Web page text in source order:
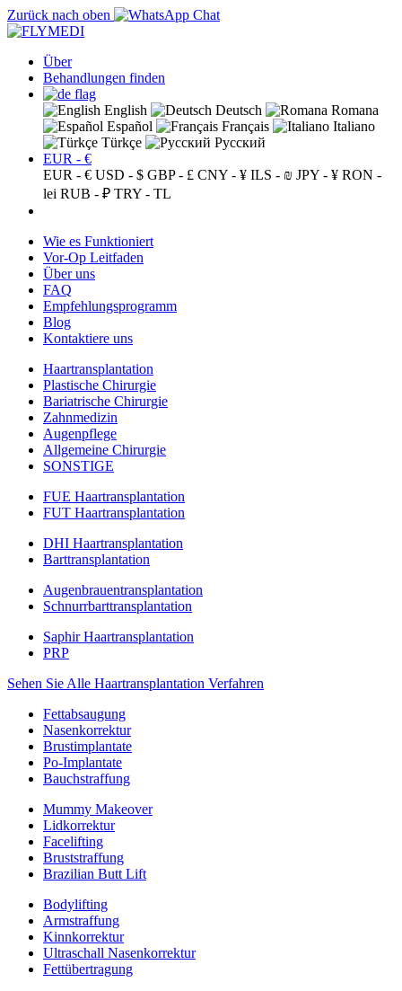
Zurück nach oben
Über
Behandlungen finden
English Deutsch
Romana
Español
Français
Italiano
Türkçe
Русский
EUR - €
EUR - € USD - $ GBP - £ CNY - ¥ ILS - ₪ JPY - ¥ RON -
lei RUB - ₽ TRY - TL
Wie es Funktioniert
Vor-Op Leitfaden
Über uns
FAQ
Empfehlungsprogramm
Blog
Kontaktiere uns
Haartransplantation
Plastische Chirurgie
Bariatrische Chirurgie
Zahnmedizin
Augenpflege
Allgemeine Chirurgie
SONSTIGE
FUE Haartransplantation
FUT Haartransplantation
DHI Haartransplantation
Barttransplantation
Augenbrauentransplantation
Schnurrbarttransplantation
Saphir Haartransplantation
PRP
Sehen Sie Alle Haartransplantation Verfahren
Fettabsaugung
Nasenkorrektur
Brustimplantate
Po-Implantate
Bauchstraffung
Mummy Makeover
Lidkorrektur
Facelifting
Bruststraffung
Brazilian Butt Lift
Bodylifting
Armstraffung
Kinnkorrektur
Ultraschall Nasenkorrektur
Fettübertragung